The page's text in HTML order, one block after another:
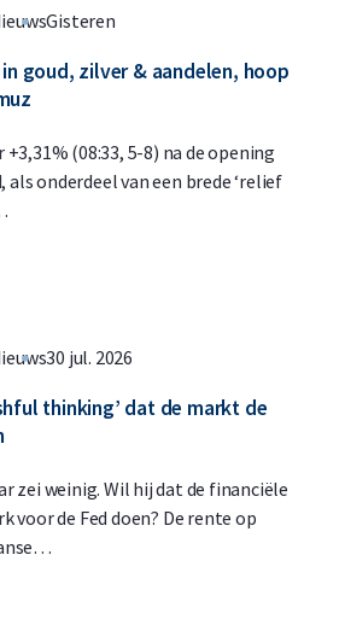
Gisteren
goud, zilver & aandelen, hoop
(08:33, 5-8) na de opening
onderdeel van een brede ‘relief
30 jul. 2026
thinking’ dat de markt de
zei weinig. Wil hij dat de financiële
voor de Fed doen? De rente op